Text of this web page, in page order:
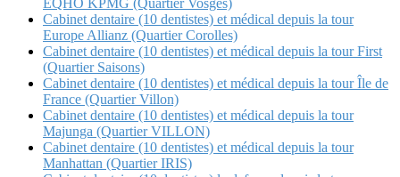
EQHO KPMG (Quartier Vosges)
Cabinet dentaire (10 dentistes) et médical depuis la tour
Europe Allianz (Quartier Corolles)
Cabinet dentaire (10 dentistes) et médical depuis la tour First
(Quartier Saisons)
Cabinet dentaire (10 dentistes) et médical depuis la tour Île de
France (Quartier Villon)
Cabinet dentaire (10 dentistes) et médical depuis la tour
Majunga (Quartier VILLON)
Cabinet dentaire (10 dentistes) et médical depuis la tour
Manhattan (Quartier IRIS)